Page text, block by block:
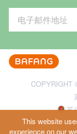
COPYRIGHT
苏
This website
experience on our